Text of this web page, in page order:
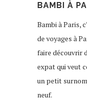
BAMBI À
Bambi à Paris,
de voyages à
faire découvrir
expat qui veut
un petit
neuf.